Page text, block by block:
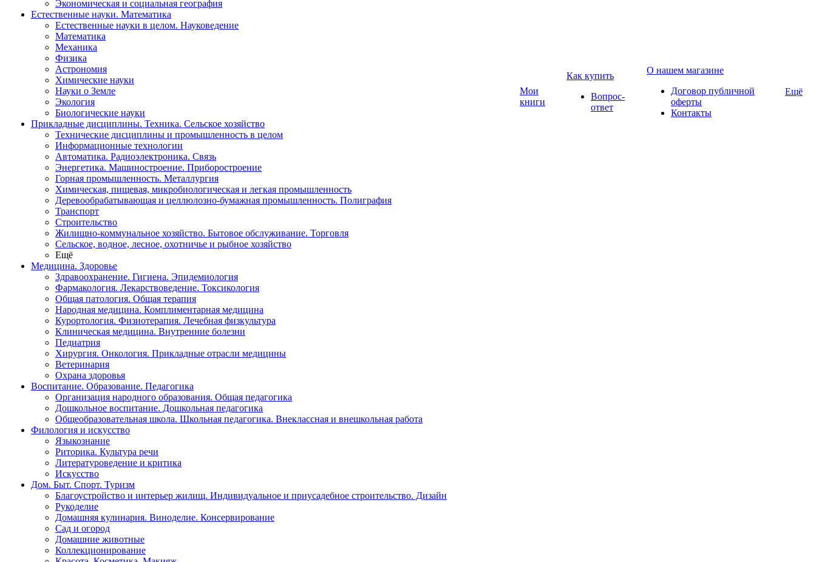
Экономическая и социальная география
Естественные науки. Математика
Естественные науки в целом. Науковедение
Математика
Механика
Физика
Астрономия
Химические науки
Науки о Земле
Экология
Биологические науки
Прикладные дисциплины. Техника. Сельское хозяйство
Технические дисциплины и промышленность в целом
Информационные технологии
Автоматика. Радиоэлектроника. Связь
Энергетика. Машиностроение. Приборостроение
Горная промышленность. Металлургия
Химическая, пищевая, микробиологическая и легкая промышленность
Деревообрабатывающая и целлюлозно-бумажная промышленность. Полиграфия
Транспорт
Строительство
Жилищно-коммунальное хозяйство. Бытовое обслуживание. Торговля
Сельское, водное, лесное, охотничье и рыбное хозяйство
Ещё
Медицина. Здоровье
Здравоохранение. Гигиена. Эпидемиология
Фармакология. Лекарствоведение. Токсикология
Общая патология. Общая терапия
Народная медицина. Комплиментарная медицина
Курортология. Физиотерапия. Лечебная физкультура
Клиническая медицина. Внутренние болезни
Педиатрия
Хирургия. Онкология. Прикладные отрасли медицины
Ветеринария
Охрана здоровья
Воспитание. Образование. Педагогика
Организация народного образования. Общая педагогика
Дошкольное воспитание. Дошкольная педагогика
Общеобразовательная школа. Школьная педагогика. Внеклассная и внешкольная работа
Филология и искусство
Языкознание
Риторика. Культура речи
Литературоведение и критика
Искусство
Дом. Быт. Спорт. Туризм
Благоустройство и интерьер жилищ. Индивидуальное и приусадебное строительство. Дизайн
Рукоделие
Домашняя кулинария. Виноделие. Консервирование
Сад и огород
Домашние животные
Коллекционирование
Мои
книги
Как купить
Вопрос-
ответ
О нашем магазине
Договор публичной
оферты
Контакты
Ещё